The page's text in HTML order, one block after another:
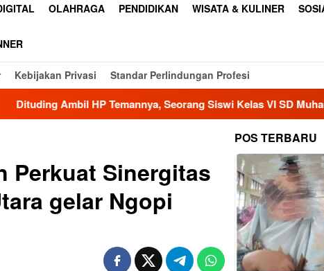
OLAHRAGA PENDIDIKAN WISATA & KULINER
Kebijakan Privasi Standar Perlindungan Profesi
Temannya, Seorang Siswi Kelas VI SD Muhammadiyah di
Perkuat Sinergitas
gelar Ngopi
POS TERBARU